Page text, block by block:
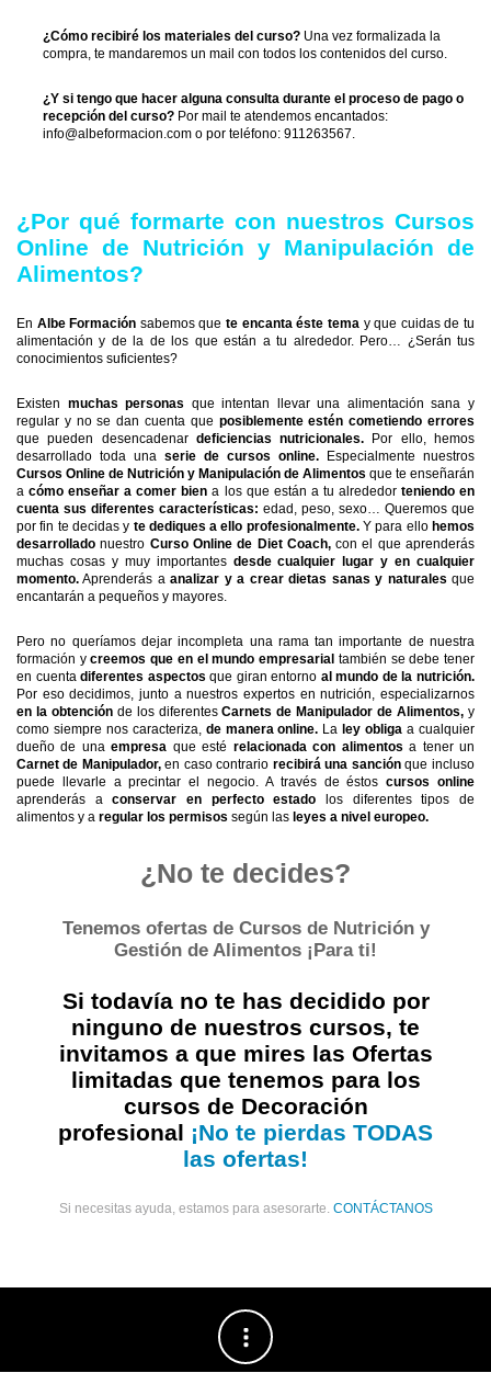
¿Cómo recibiré los materiales del curso? Una vez formalizada la
compra, te mandaremos un mail con todos los contenidos del curso.
¿Y si tengo que hacer alguna consulta durante el proceso de pago o
recepción del curso? Por mail te atendemos encantados:
info@albeformacion.com o por teléfono: 911263567.
¿Por qué formarte con nuestros Cursos
Online de Nutrición y Manipulación de
Alimentos?
En Albe Formación sabemos quete encanta éste tema y que cuidas de tu
alimentación y de la de los que están a tu alrededor. Pero… ¿Serán tus
conocimientos suficientes?
Existen muchas personas que intentan llevar una alimentación sana y
regular y no se dan cuenta que posiblemente estén cometiendo errores
que pueden desencadenar deficiencias nutricionales. Por ello, hemos
desarrollado toda una serie de cursos online. Especialmente nuestros
Cursos Online de Nutrición y Manipulación de Alimentos que te enseñarán
acómo enseñar a comer bien a los que están a tu alrededor teniendo en
cuenta sus diferentes características: edad, peso, sexo… Queremos que
por fin te decidas y te dediques a ello profesionalmente.Y para ellohemos
desarrollado nuestro Curso Online de Diet Coach,con el que aprenderás
muchas cosas y muy importantes desde cualquier lugar y en cualquier
momento. Aprenderás aanalizar y a crear dietas sanas y naturales que
encantarán a pequeños y mayores.
Pero no queríamos dejar incompleta una rama tan importante de nuestra
formación ycreemos que en el mundo empresarial también se debe tener
en cuentadiferentes aspectos que giran entorno al mundo de la nutrición.
Por eso decidimos, junto a nuestros expertos en nutrición, especializarnos
en la obtenciónde los diferentesCarnets de Manipulador de Alimentos, y
como siempre nos caracteriza, de manera online. Laley obliga a cualquier
dueño de unaempresa que esté relacionada con alimentos a tener un
Carnet de Manipulador,en caso contrario recibirá una sanciónque incluso
puede llevarle a precintar el negocio. A través de éstos cursos online
aprenderás aconservar en perfecto estado los diferentes tipos de
alimentos y a regular los permisos según las leyes a nivel europeo.
¿No te decides?
Tenemos ofertas de Cursos de Nutrición y
Gestión de Alimentos ¡Para ti!
Si todavía no te has decidido por
ninguno de nuestros cursos, te
invitamos a que mires las Ofertas
limitadas que tenemos para los
cursos de Decoración
profesional ¡No te pierdas TODAS
las ofertas!
Si necesitas ayuda, estamos para asesorarte. CONTÁCTANOS